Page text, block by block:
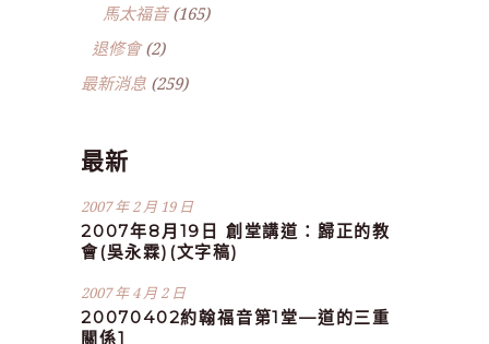
馬太福音(165)
退修會(2)
最新消息 (259)
最新
2007 年 2 月 19 日
2007年8月19日 創堂講道：歸正的教
會(吳永霖)(文字稿)
2007 年 4 月 2 日
20070402約翰福音第1堂—道的三重
關係1